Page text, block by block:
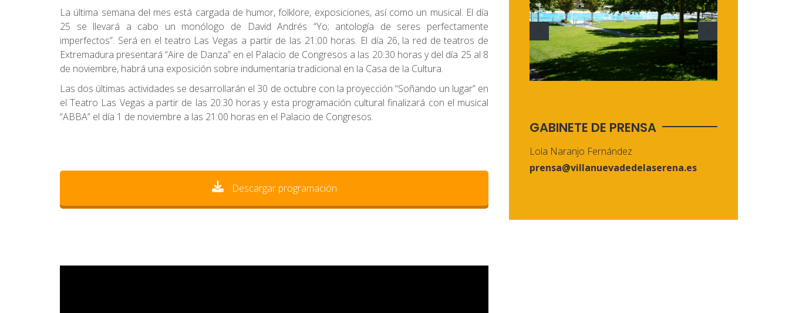
La última semana del mes está cargada de humor, folklore, exposiciones, así como un musical. El día
25 se llevará a cabo un monólogo de David Andrés “Yo; antología de seres perfectamente
imperfectos”. Será en el teatro Las Vegas a partir de las 21:00 horas. El día 26, la red de teatros de
Extremadura presentará “Aire de Danza” en el Palacio de Congresos a las 20:30 horas y del día 25 al 8
de noviembre, habrá una exposición sobre indumentaria tradicional en la Casa de la Cultura.
Las dos últimas actividades se desarrollarán el 30 de octubre con la proyección “Soñando un lugar” en
el Teatro Las Vegas a partir de las 20:30 horas y esta programación cultural finalizará con el musical
“ABBA” el día 1 de noviembre a las 21:00 horas en el Palacio de Congresos.
Descargar programación
GABINETE DE PRENSA
Lola Naranjo Fernández
prensa@villanuevadedelaserena.es